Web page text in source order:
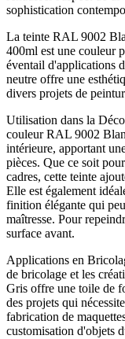
sophistication
La teinte RAL 9002
400ml est une couleur
éventail d'applications
neutre offre une
divers projets de
Utilisation dans la
couleur RAL 9002
intérieure, apportant
pièces. Que ce soit
cadres, cette teinte
Elle est également
finition élégante qui
maîtresse. Pour
surface avant.
Applications en
de bricolage et les
Gris offre une toile de
des projets qui
fabrication de
customisation d'objets